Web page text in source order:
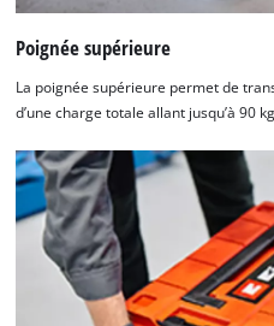
Poignée supérieure
La poignée supérieure permet de
d’une charge totale allant jusqu’à 90